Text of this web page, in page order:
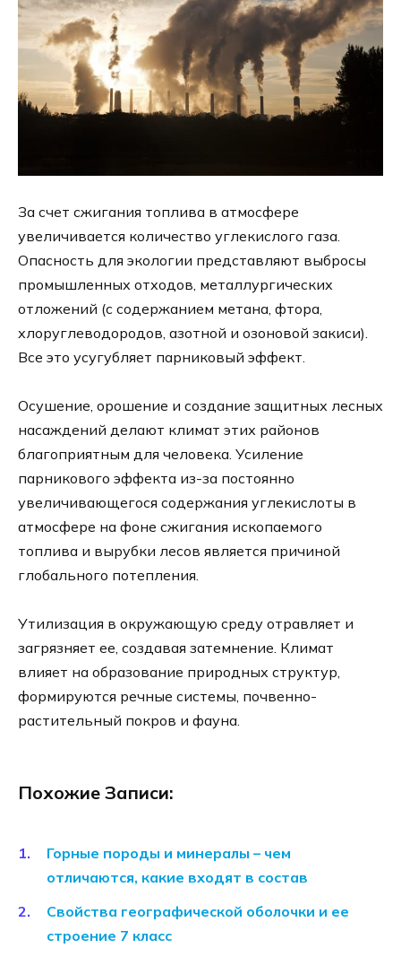
За счет сжигания топлива в атмосфере
увеличивается количество углекислого газа.
Опасность для экологии представляют выбросы
промышленных отходов, металлургических
отложений (с содержанием метана, фтора,
хлоруглеводородов, азотной и озоновой закиси).
Все это усугубляет парниковый эффект.
Осушение, орошение и создание защитных лесных
насаждений делают климат этих районов
благоприятным для человека. Усиление
парникового эффекта из-за постоянно
увеличивающегося содержания углекислоты в
атмосфере на фоне сжигания ископаемого
топлива и вырубки лесов является причиной
глобального потепления.
Утилизация в окружающую среду отравляет и
загрязняет ее, создавая затемнение. Климат
влияет на образование природных структур,
формируются речные системы, почвенно-
растительный покров и фауна.
Похожие Записи:
Горные породы и минералы – чем
отличаются, какие входят в состав
Свойства географической оболочки и ее
строение 7 класс